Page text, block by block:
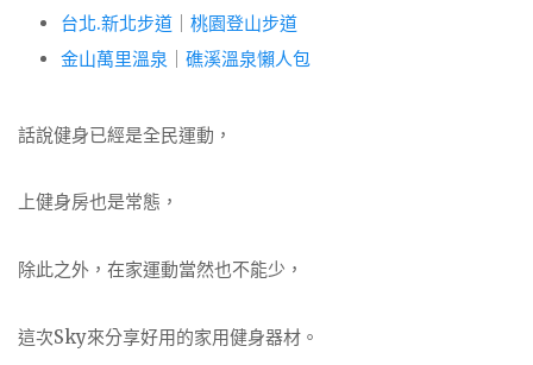
台北.新北步道
桃園登山步道
金山萬里溫泉
礁溪溫泉懶人包
話說健身已經是全民運動，
上健身房也是常態，
除此之外，在家運動當然也不能少，
這次Sky來分享好用的家用健身器材。